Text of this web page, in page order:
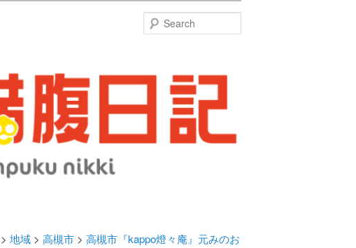
地域> 高槻市> 高槻市『kappo燈々庵』元みのお